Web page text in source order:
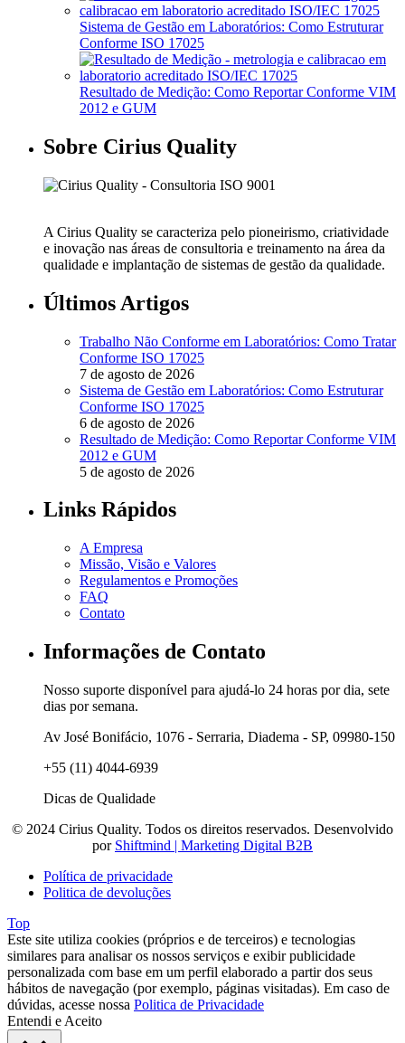
Sistema de Gestão em Laboratórios: Como Estruturar
Conforme ISO 17025
Resultado de Medição: Como Reportar Conforme VIM
2012 e GUM
Sobre Cirius Quality
A Cirius Quality se caracteriza pelo pioneirismo, criatividade
e inovação nas áreas de consultoria e treinamento na área da
qualidade e implantação de sistemas de gestão da qualidade.
Últimos Artigos
Trabalho Não Conforme em Laboratórios: Como Tratar
Conforme ISO 17025
7 de agosto de 2026
Sistema de Gestão em Laboratórios: Como Estruturar
Conforme ISO 17025
6 de agosto de 2026
Resultado de Medição: Como Reportar Conforme VIM
2012 e GUM
5 de agosto de 2026
Links Rápidos
A Empresa
Missão, Visão e Valores
Regulamentos e Promoções
FAQ
Contato
Informações de Contato
Nosso suporte disponível para ajudá-lo 24 horas por dia, sete
dias por semana.
Av José Bonifácio, 1076 - Serraria, Diadema - SP, 09980-150
+55 (11) 4044-6939
Dicas de Qualidade
© 2024 Cirius Quality. Todos os direitos reservados. Desenvolvido
por Shiftmind | Marketing Digital B2B
Política de privacidade
Politica de devoluções
Top
Este site utiliza cookies (próprios e de terceiros) e tecnologias
similares para analisar os nossos serviços e exibir publicidade
personalizada com base em um perfil elaborado a partir dos seus
hábitos de navegação (por exemplo, páginas visitadas). Em caso de
dúvidas, acesse nossa Politica de Privacidade
Entendi e Aceito